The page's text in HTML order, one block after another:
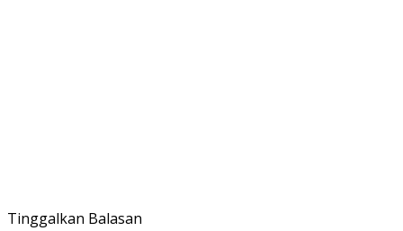
Tinggalkan Balasan